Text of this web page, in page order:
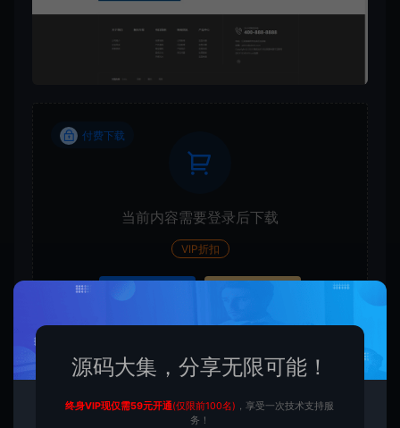
付费下载
当前内容需要登录后下载
VIP折扣
源码大集，分享无限可能！
终身VIP现仅需59元开通(仅限前100名)
，享受一次技术支持服
务！